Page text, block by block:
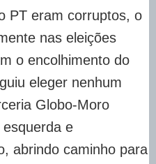
PT eram corruptos, o
nas eleições
o encolhimento do
eleger nenhum
Globo-Moro
e
abrindo caminho para